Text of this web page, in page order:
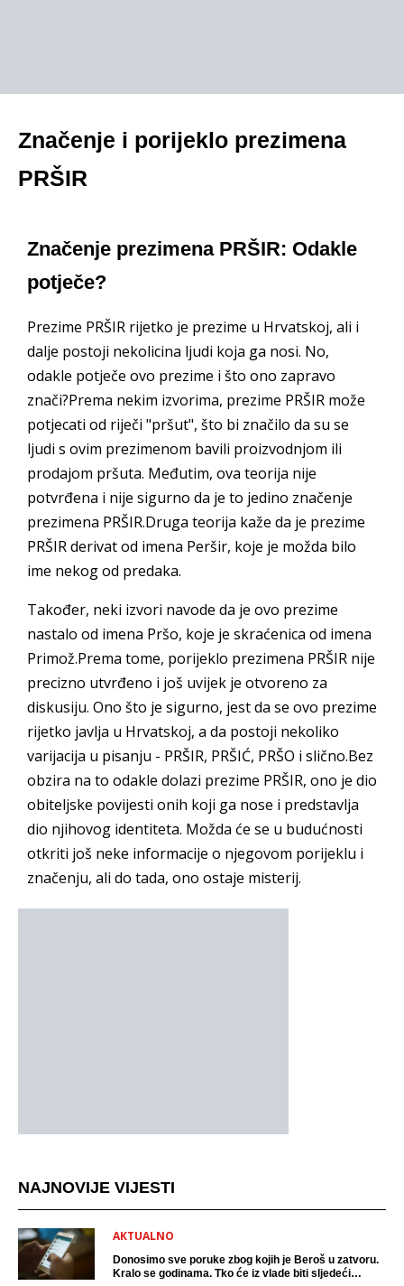
Značenje i porijeklo prezimena
PRŠIR
Značenje prezimena PRŠIR: Odakle
potječe?
Prezime PRŠIR rijetko je prezime u Hrvatskoj, ali i
dalje postoji nekolicina ljudi koja ga nosi. No,
odakle potječe ovo prezime i što ono zapravo
znači?Prema nekim izvorima, prezime PRŠIR može
potjecati od riječi "pršut", što bi značilo da su se
ljudi s ovim prezimenom bavili proizvodnjom ili
prodajom pršuta. Međutim, ova teorija nije
potvrđena i nije sigurno da je to jedino značenje
prezimena PRŠIR.Druga teorija kaže da je prezime
PRŠIR derivat od imena Peršir, koje je možda bilo
ime nekog od predaka.
Također, neki izvori navode da je ovo prezime
nastalo od imena Pršo, koje je skraćenica od imena
Primož.Prema tome, porijeklo prezimena PRŠIR nije
precizno utvrđeno i još uvijek je otvoreno za
diskusiju. Ono što je sigurno, jest da se ovo prezime
rijetko javlja u Hrvatskoj, a da postoji nekoliko
varijacija u pisanju - PRŠIR, PRŠIĆ, PRŠO i slično.Bez
obzira na to odakle dolazi prezime PRŠIR, ono je dio
obiteljske povijesti onih koji ga nose i predstavlja
dio njihovog identiteta. Možda će se u budućnosti
otkriti još neke informacije o njegovom porijeklu i
značenju, ali do tada, ono ostaje misterij.
NAJNOVIJE VIJESTI
AKTUALNO
Donosimo sve poruke zbog kojih je Beroš u zatvoru.
Kralo se godinama. Tko će iz vlade biti sljedeći